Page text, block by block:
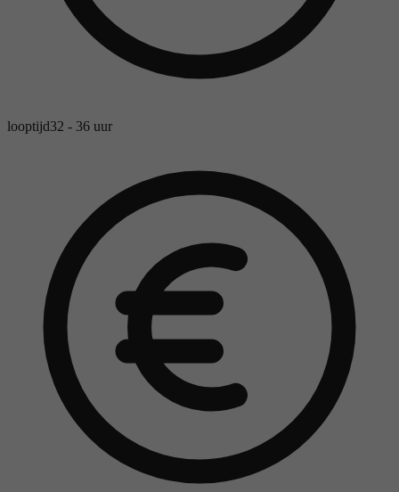
looptijd32 - 36 uur